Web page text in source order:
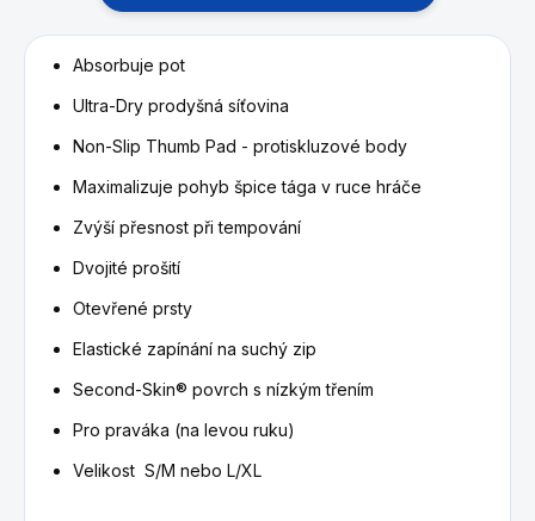
Absorbuje pot
Ultra-Dry prodyšná síťovina
Non-Slip Thumb Pad - protiskluzové body
Maximalizuje pohyb špice tága v ruce hráče
Zvýší přesnost při tempování
Dvojité prošití
Otevřené prsty
Elastické zapínání na suchý zip
Second-Skin® povrch s nízkým třením
Pro praváka (na levou ruku)
Velikost S/M nebo L/XL